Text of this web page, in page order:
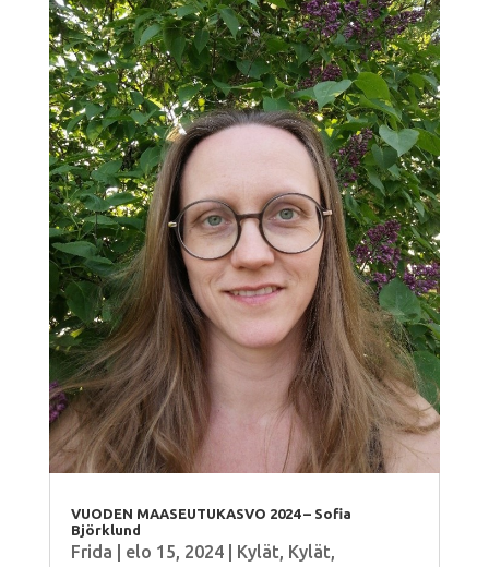
VUODEN MAASEUTUKASVO 2024 – Sofia
Björklund
Frida elo 15, 2024| Kylät, Kylät,